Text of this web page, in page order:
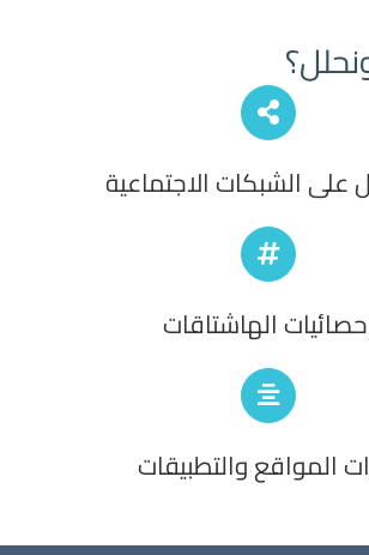
على الشبكات الاجتماعية
الهاشتاقات
المواقع والتطبيقات